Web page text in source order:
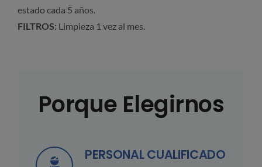
estado cada 5 años.
FILTROS: Limpieza 1 vez al mes.
Porque Elegirnos
PERSONAL CUALIFICADO